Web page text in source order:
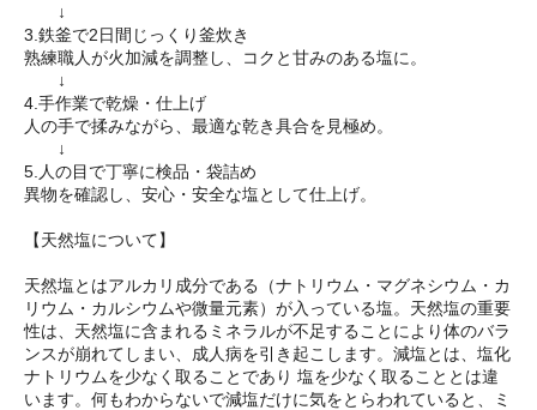
↓
3.鉄釜で2日間じっくり釜炊き
熟練職人が火加減を調整し、コクと甘みのある塩に。
↓
4.手作業で乾燥・仕上げ
人の手で揉みながら、最適な乾き具合を見極め。
↓
5.人の目で丁寧に検品・袋詰め
異物を確認し、安心・安全な塩として仕上げ。
【天然塩について】
天然塩とはアルカリ成分である（ナトリウム・マグネシウム・カ
リウム・カルシウムや微量元素）が入っている塩。天然塩の重要
性は、天然塩に含まれるミネラルが不足することにより体のバラ
ンスが崩れてしまい、成人病を引き起こします。減塩とは、塩化
ナトリウムを少なく取ることであり 塩を少なく取ることとは違
います。何もわからないで減塩だけに気をとらわれていると、ミ